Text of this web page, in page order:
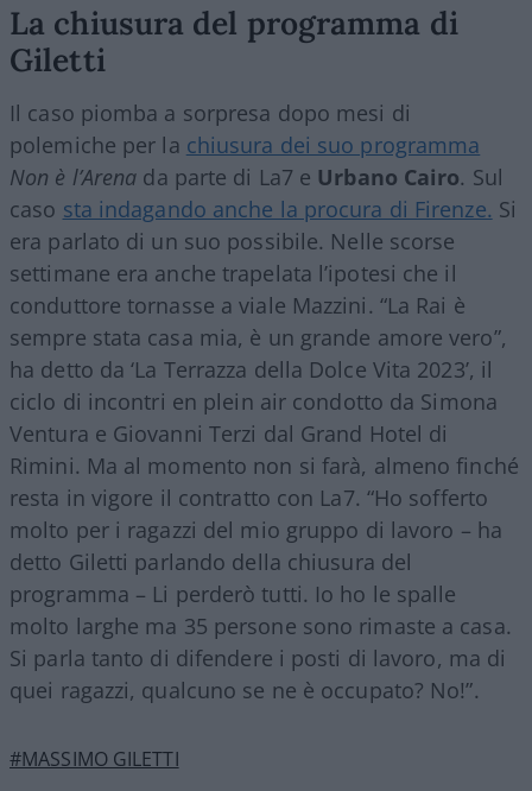
La chiusura del programma di
Giletti
Il caso piomba a sorpresa dopo mesi di
polemiche per la chiusura dei suo programma
Non è l’Arena da parte di La7 e Urbano Cairo. Sul
caso sta indagando anche la procura di Firenze. Si
era parlato di un suo possibile. Nelle scorse
settimane era anche trapelata l’ipotesi che il
conduttore tornasse a viale Mazzini. “La Rai è
sempre stata casa mia, è un grande amore vero”,
ha detto da ‘La Terrazza della Dolce Vita 2023’, il
ciclo di incontri en plein air condotto da Simona
Ventura e Giovanni Terzi dal Grand Hotel di
Rimini. Ma al momento non si farà, almeno finché
resta in vigore il contratto con La7. “Ho sofferto
molto per i ragazzi del mio gruppo di lavoro – ha
detto Giletti parlando della chiusura del
programma – Li perderò tutti. Io ho le spalle
molto larghe ma 35 persone sono rimaste a casa.
Si parla tanto di difendere i posti di lavoro, ma di
quei ragazzi, qualcuno se ne è occupato? No!”.
#MASSIMO GILETTI